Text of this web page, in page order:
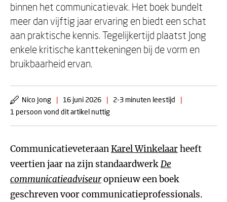
binnen het communicatievak. Het boek bundelt
meer dan vijftig jaar ervaring en biedt een schat
aan praktische kennis. Tegelijkertijd plaatst Jong
enkele kritische kanttekeningen bij de vorm en
bruikbaarheid ervan.
Nico Jong | 16 juni 2026 | 2-3 minuten leestijd
|
1 persoon vond dit artikel nuttig
CommunicatieveteraanKarel Winkelaarheeft
veertien jaar na zijn standaardwerkDe
communicatieadviseuropnieuw een boek
geschreven voor communicatieprofessionals.